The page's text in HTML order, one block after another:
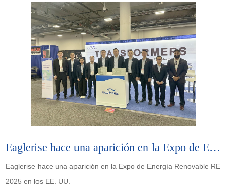
Eaglerise hace una aparición en la Expo de Energía Renovable RE 2025 en los EE. UU.
Eaglerise hace una aparición en la Expo de Energía Renovable RE
2025 en los EE. UU.